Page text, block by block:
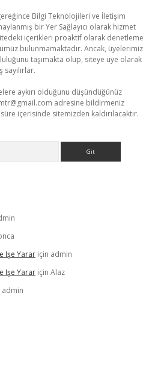
Bilgi Teknolojileri ve İletişim
bir Yer Sağlayıcı olarak hizmet
içerikleri proaktif olarak denetleme
bulunmamaktadır. Ancak, üyelerimiz
taşımakta olup, siteye üye olarak
aykırı olduğunu düşündüğünüz
adresine bildirmeniz
içerisinde sitemizden kaldırılacaktır.
Işe Yarar için admin
Işe Yarar için Alaz
admin